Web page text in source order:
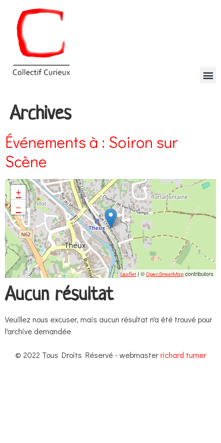
Archives
Événements à : Soiron sur
Scène
+
−
Leaflet | © OpenStreetMap contributors
Aucun résultat
Veuillez nous excuser, mais aucun résultat n'a été trouvé pour
l'archive demandée
© 2022 Tous Droits Réservé - webmasterrichard turner